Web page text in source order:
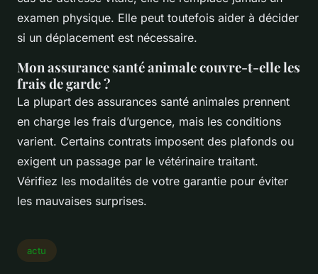
examen physique. Elle peut toutefois aider à décider
si un déplacement est nécessaire.
Mon assurance santé animale couvre-t-elle les
frais de garde ?
La plupart des assurances santé animales prennent
en charge les frais d’urgence, mais les conditions
varient. Certains contrats imposent des plafonds ou
exigent un passage par le vétérinaire traitant.
Vérifiez les modalités de votre garantie pour éviter
les mauvaises surprises.
actu